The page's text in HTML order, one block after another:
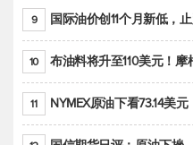
9 国际油价创11个月新低，
10 布油料将升至110美元！摩根
11 NYMEX原油下看73.14美元